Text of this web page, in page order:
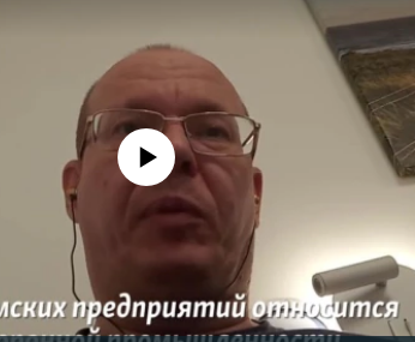
No media source currently available